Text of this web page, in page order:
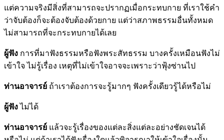
แต่ความจริงมีสิ่งที่สามารถจะปรากฏเมื่อกระทบกาย ที่เราใช้คำ
ว่าจับต้องก็จะต้องจับต้องด้วยกาย แต่ว่าสภาพธรรมอื่นทั้งหมด
ไม่สามารถที่จะกระทบกายได้เลย
ผู้ฟัง การที่มาฟังธรรมหรือฟังพระสัทธรรม บางครั้งเหมือนฟังไม่
เข้าใจ ไม่รู้เรื่อง เหตุที่ไม่เข้าใจอาจจะเพราะว่าฟุ้งซ่านไป
ท่านอาจารย์ ถ้าเราต้องการจะรู้มากๆ ฟังครั้งเดียวรู้ได้หรือไม่
ผู้ฟังไม่ได้
ท่านอาจารย์ แล้วจะรู้เรื่องของแต่ละสิ่งแต่ละอย่างชัดเจนได้